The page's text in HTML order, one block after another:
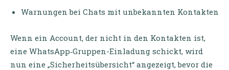
Warnungen bei Chats mit unbekannten Kontakten
Wenn ein Account, der nicht in den Kontakten ist,
eine WhatsApp‑Gruppen-Einladung schickt, wird
nun eine „Sicherheitsübersicht“ angezeigt, bevor die